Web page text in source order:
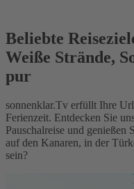
Beliebte
Weiße Strände,
pur
sonnenklar.Tv erfüllt Ihre
Ferienzeit. Entdecken Sie
Pauschalreise und genießen
auf den Kanaren, in der
sein?